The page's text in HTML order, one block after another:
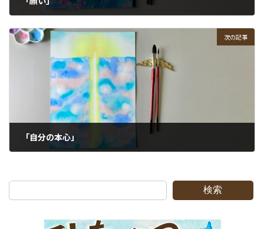
次の記事
「自分の本心」
検索